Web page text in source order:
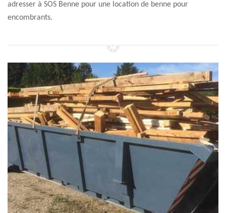
adresser à SOS Benne pour une location de benne pour
encombrants.